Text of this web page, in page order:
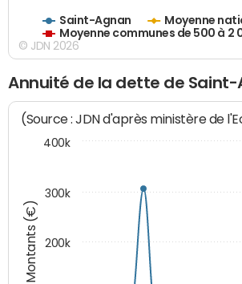
Saint-Agnan
Moyenne
Moyenne communes de 500 à
© JDN 2026
Annuité de la dette de Saint-
Montants (€)
(Source : JDN d'après ministère de
200k
300k
400k